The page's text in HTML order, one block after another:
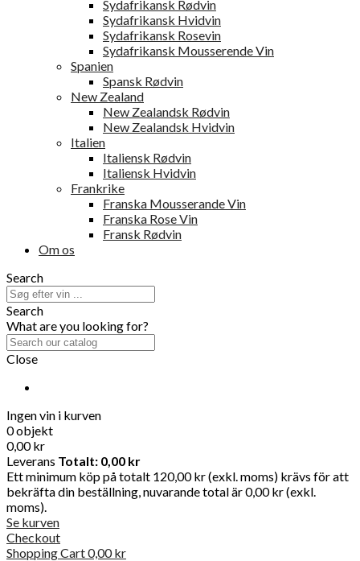
Sydafrikansk Rødvin
Sydafrikansk Hvidvin
Sydafrikansk Rosevin
Sydafrikansk Mousserende Vin
Spanien
Spansk Rødvin
New Zealand
New Zealandsk Rødvin
New Zealandsk Hvidvin
Italien
Italiensk Rødvin
Italiensk Hvidvin
Frankrike
Franska Mousserande Vin
Franska Rose Vin
Fransk Rødvin
Om os
Search
Search
What are you looking for?
Close
Ingen vin i kurven
0 objekt
0,00 kr
Leverans Totalt: 0,00 kr
Ett minimum köp på totalt 120,00 kr (exkl. moms) krävs för att
bekräfta din beställning, nuvarande total är 0,00 kr (exkl.
moms).
Se kurven
Checkout
Shopping Cart0,00 kr